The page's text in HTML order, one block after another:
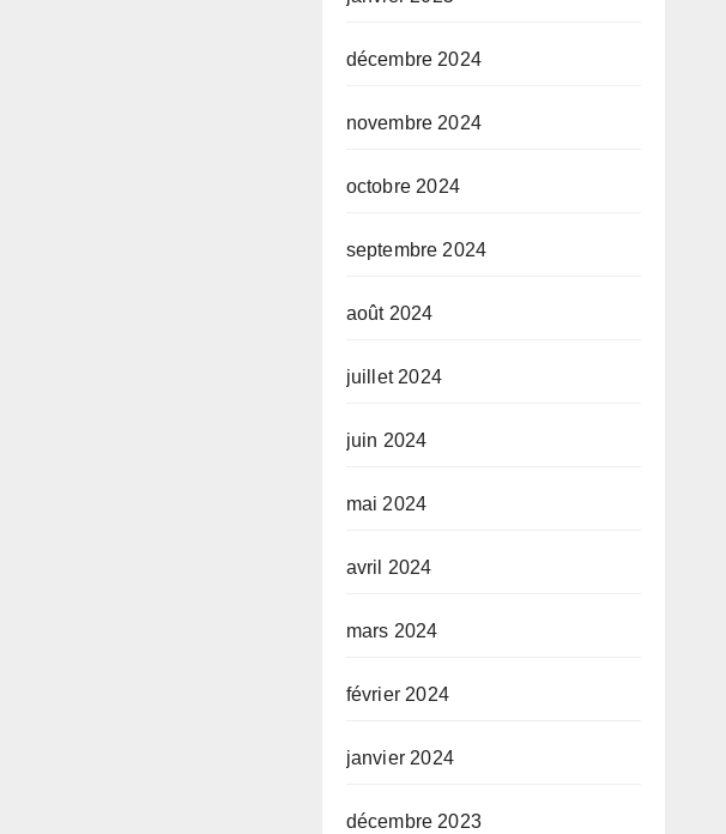
décembre 2024
novembre 2024
octobre 2024
septembre 2024
août 2024
juillet 2024
juin 2024
mai 2024
avril 2024
mars 2024
février 2024
janvier 2024
décembre 2023